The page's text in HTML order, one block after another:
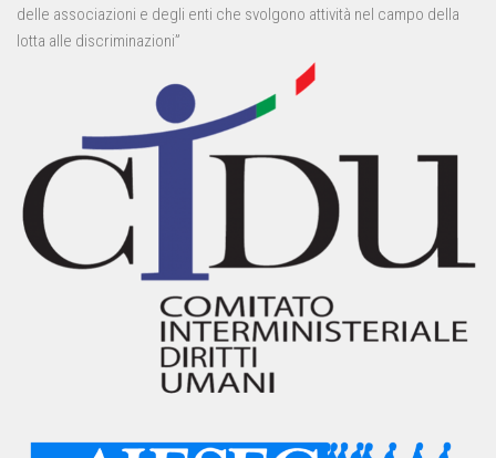
delle associazioni e degli enti che svolgono attività nel campo della
lotta alle discriminazioni”